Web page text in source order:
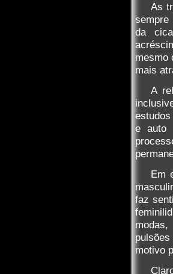
As
da
mesmo
mais
A
e auto
Em
faz
motivo